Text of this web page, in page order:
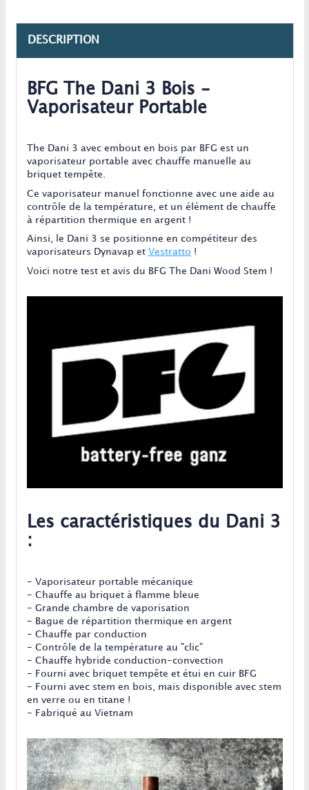
DESCRIPTION
BFG The Dani 3 Bois -
Vaporisateur Portable
The Dani 3 avec embout en bois par BFG est un
vaporisateur portable avec chauffe manuelle au
briquet tempête.
Ce vaporisateur manuel fonctionne avec une aide au
contrôle de la température, et un élément de chauffe
à répartition thermique en argent !
Ainsi, le Dani 3 se positionne en compétiteur des
vaporisateurs Dynavap et Vestratto !
Voici notre test et avis du BFG The Dani Wood Stem !
Les caractéristiques du Dani 3
:
- Vaporisateur portable mécanique
- Chauffe au briquet à flamme bleue
- Grande chambre de vaporisation
- Bague de répartition thermique en argent
- Chauffe par conduction
- Contrôle de la température au "clic"
- Chauffe hybride conduction-convection
- Fourni avec briquet tempête et étui en cuir BFG
- Fourni avec stem en bois, mais disponible avec stem
en verre ou en titane !
- Fabriqué au Vietnam